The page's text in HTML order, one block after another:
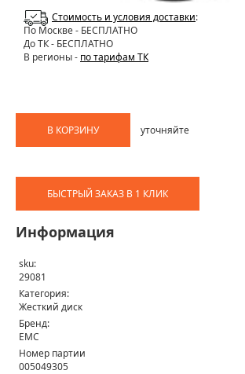
Стоимость и условия доставки:
По Москве- БЕСПЛАТНО
До ТК - БЕСПЛАТНО
В регионы - по тарифам ТК
В КОРЗИНУ уточняйте
БЫСТРЫЙ ЗАКАЗ В 1 КЛИК
Информация
sku:
29081
Категория:
Жесткий диск
Бренд:
EMC
Номер партии
005049305